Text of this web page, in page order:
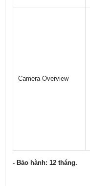
Camera Overview
- Bảo hành: 12 tháng.